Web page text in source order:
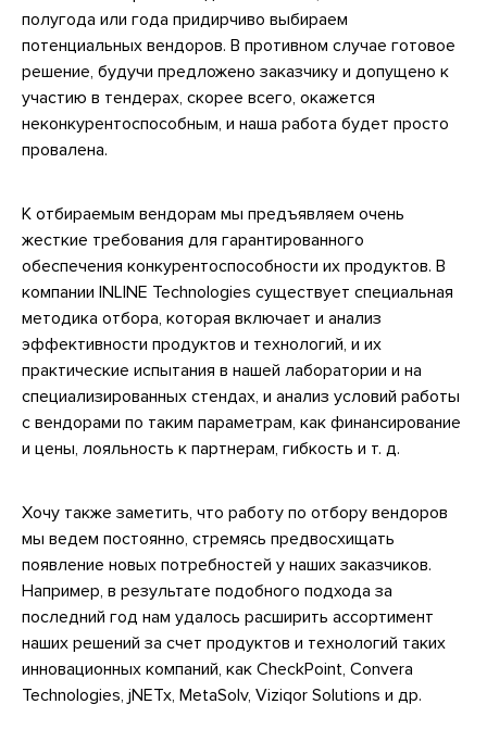
полугода или года придирчиво выбираем
потенциальных вендоров. В противном случае готовое
решение, будучи предложено заказчику и допущено к
участию в тендерах, скорее всего, окажется
неконкурентоспособным, и наша работа будет просто
провалена.
К отбираемым вендорам мы предъявляем очень
жесткие требования для гарантированного
обеспечения конкурентоспособности их продуктов. В
компании INLINE Technologies существует специальная
методика отбора, которая включает и анализ
эффективности продуктов и технологий, и их
практические испытания в нашей лаборатории и на
специализированных стендах, и анализ условий работы
с вендорами по таким параметрам, как финансирование
и цены, лояльность к партнерам, гибкость и т. д.
Хочу также заметить, что работу по отбору вендоров
мы ведем постоянно, стремясь предвосхищать
появление новых потребностей у наших заказчиков.
Например, в результате подобного подхода за
последний год нам удалось расширить ассортимент
наших решений за счет продуктов и технологий таких
инновационных компаний, как CheckPoint, Convera
Technologies, jNETx, MetaSolv, Viziqor Solutions и др.